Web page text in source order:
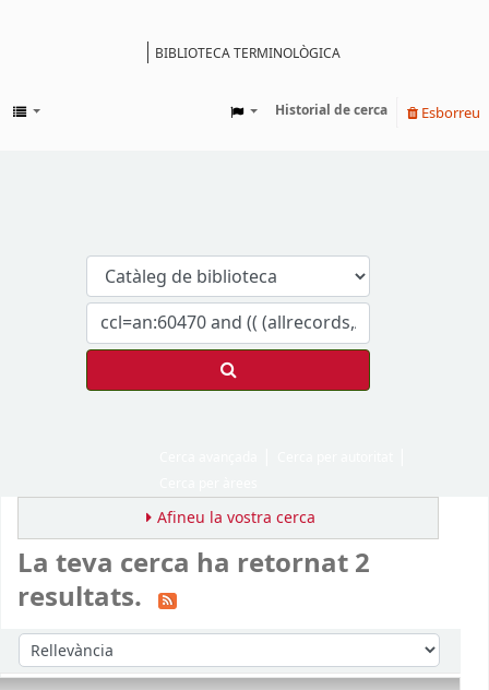
BIBLIOTECA TERMINOLÒGICA
Historial de cerca Esborreu
Afineu la vostra cerca
La teva cerca ha retornat 2
resultats.
Ordeneu per: